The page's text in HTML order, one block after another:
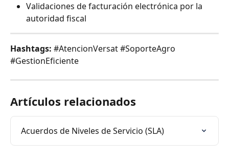
Validaciones de facturación electrónica por la
autoridad fiscal
Hashtags: #AtencionVersat #SoporteAgro
#GestionEficiente
Artículos relacionados
Acuerdos de Niveles de Servicio (SLA)